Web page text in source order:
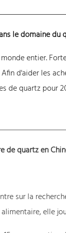
le domaine du
entier.
d'aider les
de quartz pour
de quartz en
sur la
elle